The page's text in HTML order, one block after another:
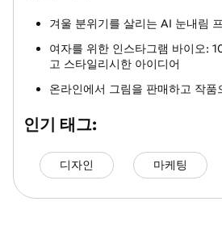
겨울 분위기를 살리는 AI 눈내림
여자를 위한 인스타그램 바이오:
고 스타일리시한 아이디어
온라인에서 그림을 판매하고 작품
인기 태그:
디자인 마케팅